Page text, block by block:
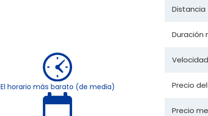
El horario más barato (de media)
Distancia
Duración
Precio
Precio